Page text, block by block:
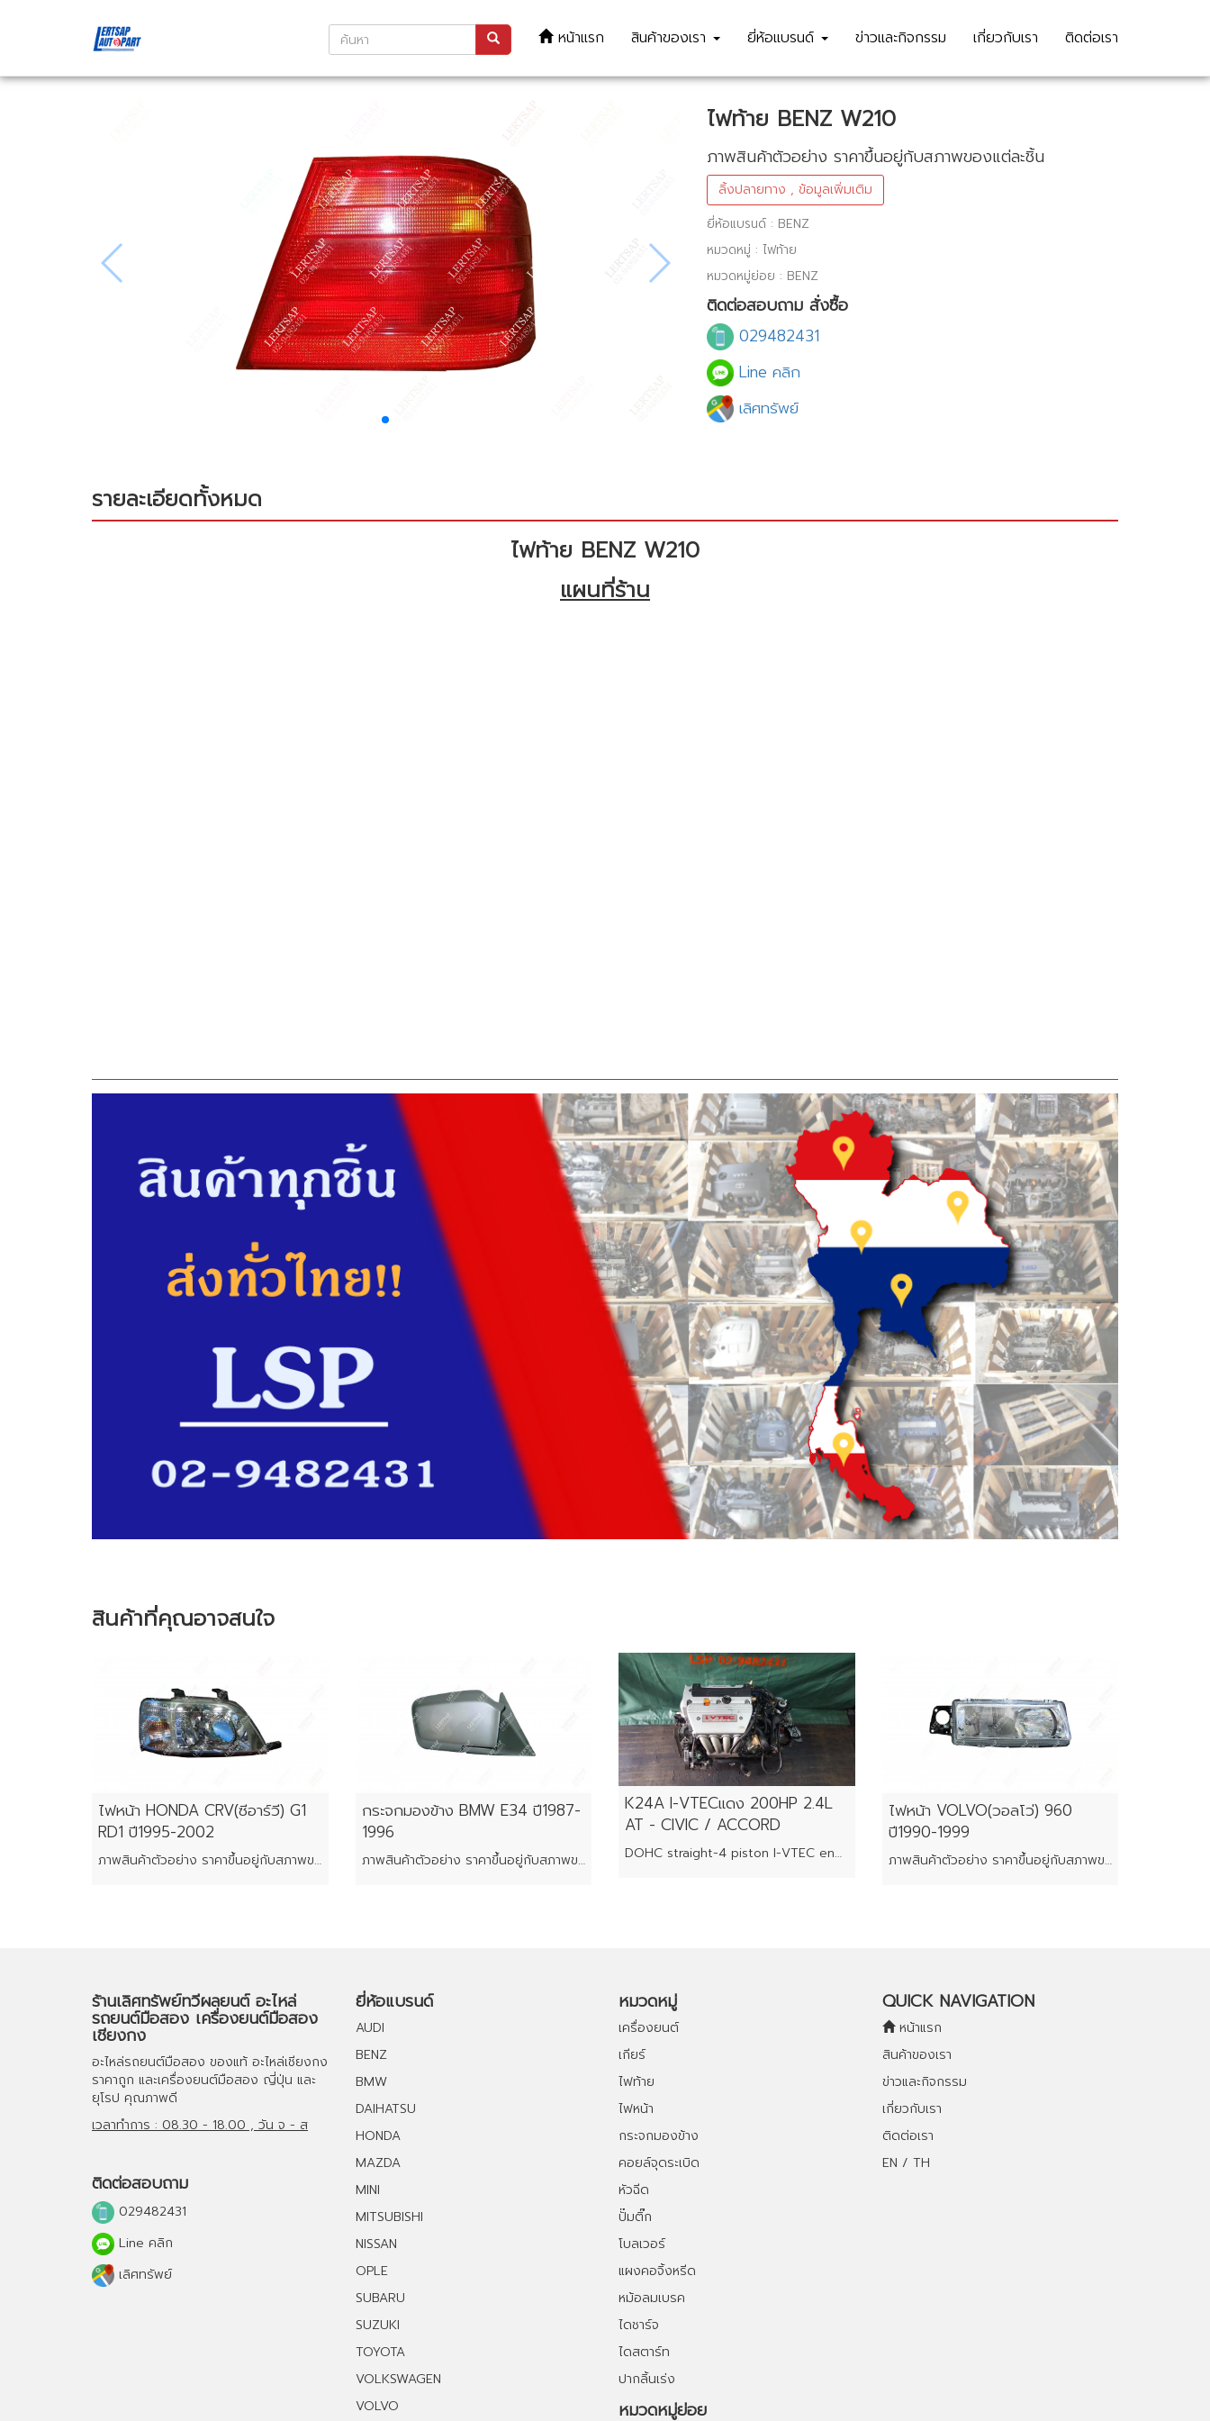
หน้าแรก สินค้าของเรา ยี่ห้อแบรนด์ ข่าวและกิจกรรม เกี่ยวกับเรา ติดต่อเรา
ไฟท้าย BENZ W210
ภาพสินค้าตัวอย่าง ราคาขึ้นอยู่กับสภาพของแต่ละชิ้น
ลิ้งปลายทาง , ข้อมูลเพิ่มเติม
ยี่ห้อแบรนด์ : BENZ
หมวดหมู่ : ไฟท้าย
หมวดหมู่ย่อย : BENZ
ติดต่อสอบถาม สั่งซื้อ
029482431
Line คลิก
เลิศทรัพย์
รายละเอียดทั้งหมด
ไฟท้าย BENZ W210
แผนที่ร้าน
สินค้าที่คุณอาจสนใจ
ไฟหน้า HONDA CRV(ซีอาร์วี) G1
RD1 ปี1995-2002
ภาพสินค้าตัวอย่าง ราคาขึ้นอยู่กับสภาพของแต่ละชิ้น
กระจกมองข้าง BMW E34 ปี1987-
1996
ภาพสินค้าตัวอย่าง ราคาขึ้นอยู่กับสภาพของแต่ละชิ้น
K24A I-VTECแดง 200HP 2.4L
AT - CIVIC / ACCORD
DOHC straight-4 piston I-VTEC engine
ไฟหน้า VOLVO(วอลโว่) 960
ปี1990-1999
ภาพสินค้าตัวอย่าง ราคาขึ้นอยู่กับสภาพของแต่ละชิ้น
ร้านเลิศทรัพย์ทวีผลยนต์ อะไหล่
รถยนต์มือสอง เครื่องยนต์มือสอง
เชียงกง
อะไหล่รถยนต์มือสอง ของแท้ อะไหล่เชียงกง
ราคาถูก และเครื่องยนต์มือสอง ญี่ปุ่น และ
ยุโรป คุณภาพดี
เวลาทำการ : 08.30 - 18.00 , วัน จ - ส
ติดต่อสอบถาม
029482431
Line คลิก
เลิศทรัพย์
ยี่ห้อแบรนด์
AUDI
BENZ
BMW
DAIHATSU
HONDA
MAZDA
MINI
MITSUBISHI
NISSAN
OPLE
SUBARU
SUZUKI
TOYOTA
VOLKSWAGEN
VOLVO
หมวดหมู่
เครื่องยนต์
เกียร์
ไฟท้าย
ไฟหน้า
กระจกมองข้าง
คอยล์จุดระเบิด
หัวฉีด
ปั๊มติ๊ก
โบลเวอร์
แผงคอจิ้งหรีด
หม้อลมเบรค
ไดชาร์จ
ไดสตาร์ท
ปากลิ้นเร่ง
หมวดหมู่ย่อย
QUICK NAVIGATION
หน้าแรก
สินค้าของเรา
ข่าวและกิจกรรม
เกี่ยวกับเรา
ติดต่อเรา
EN / TH